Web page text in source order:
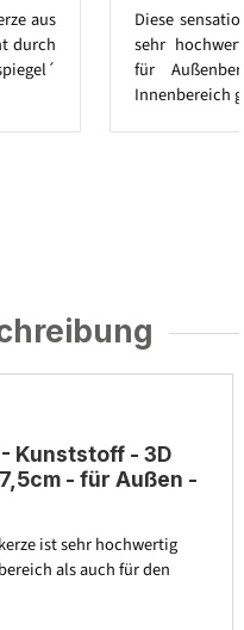
aus
durch
Diese
sehr
für
Innenbereich
Kunststoff - 3D
- für Außen -
ist sehr hochwertig
als auch für den